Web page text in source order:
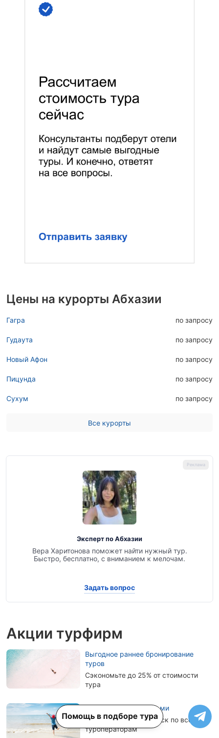
Цены на курорты Абхазии
Гагра по запросу
Гудаута по запросу
Новый Афон по запросу
Пицунда по запросу
Сухум по запросу
Все курорты
Эксперт по Абхазии
Вера Харитонова поможет найти нужный тур.
Быстро, бесплатно, с вниманием к мелочам.
Задать вопрос
Акции турфирм
Выгодное раннее бронирование
туров
Сэкономьте до 25% от стоимости
тура
Туры в Турцию с детьми
Актуальные цены, поиск по всем
туроператорам
Помощь в подборе тура